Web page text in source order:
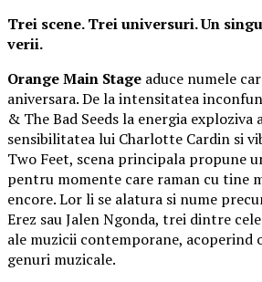
Trei scene. Trei universuri. Un
verii.
Orange Main Stage aduce numele
aniversara. De la intensitatea
& The Bad Seeds la energia exploziva
sensibilitatea lui Charlotte Cardin si
Two Feet, scena principala propune
pentru momente care raman cu tine
encore. Lor li se alatura si nume
Erez sau Jalen Ngonda, trei dintre
ale muzicii contemporane, acoperind
genuri muzicale.